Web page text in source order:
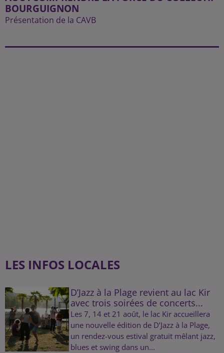
BOURGUIGNON
Présentation de la CAVB
LES INFOS LOCALES
D’Jazz à la Plage revient au lac Kir
avec trois soirées de concerts...
Les 7, 14 et 21 août, le lac Kir accueillera
une nouvelle édition de D’Jazz à la Plage,
un rendez-vous estival gratuit mêlant jazz,
blues et swing dans un...